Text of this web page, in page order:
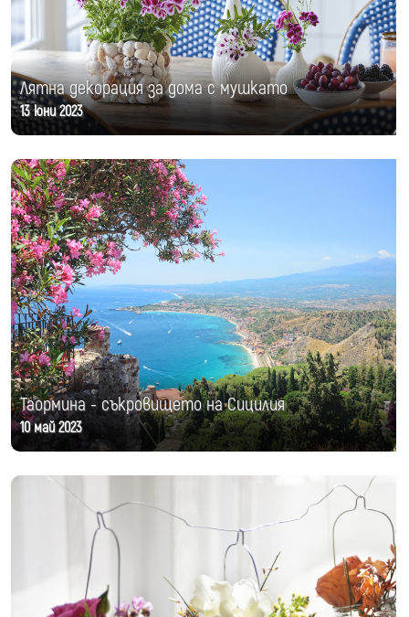
Лятна декорация за дома с мушкато
13 юни 2023
Таормина - съкровището на Сицилия
10 май 2023